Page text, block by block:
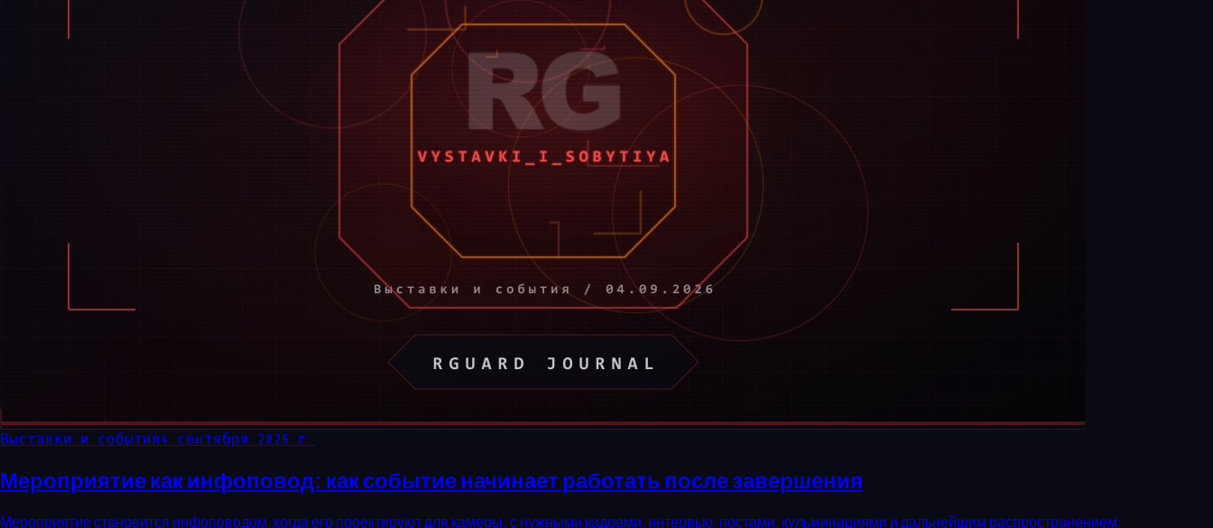
Выставки и события4 сентября 2026 г.
Мероприятие как инфоповод: как событие начинает работать после завершения
Мероприятие становится инфоповодом, когда его проектируют для камеры: с нужными кадрами, интервью, постами, кульминациями и дальнейшим распространением.